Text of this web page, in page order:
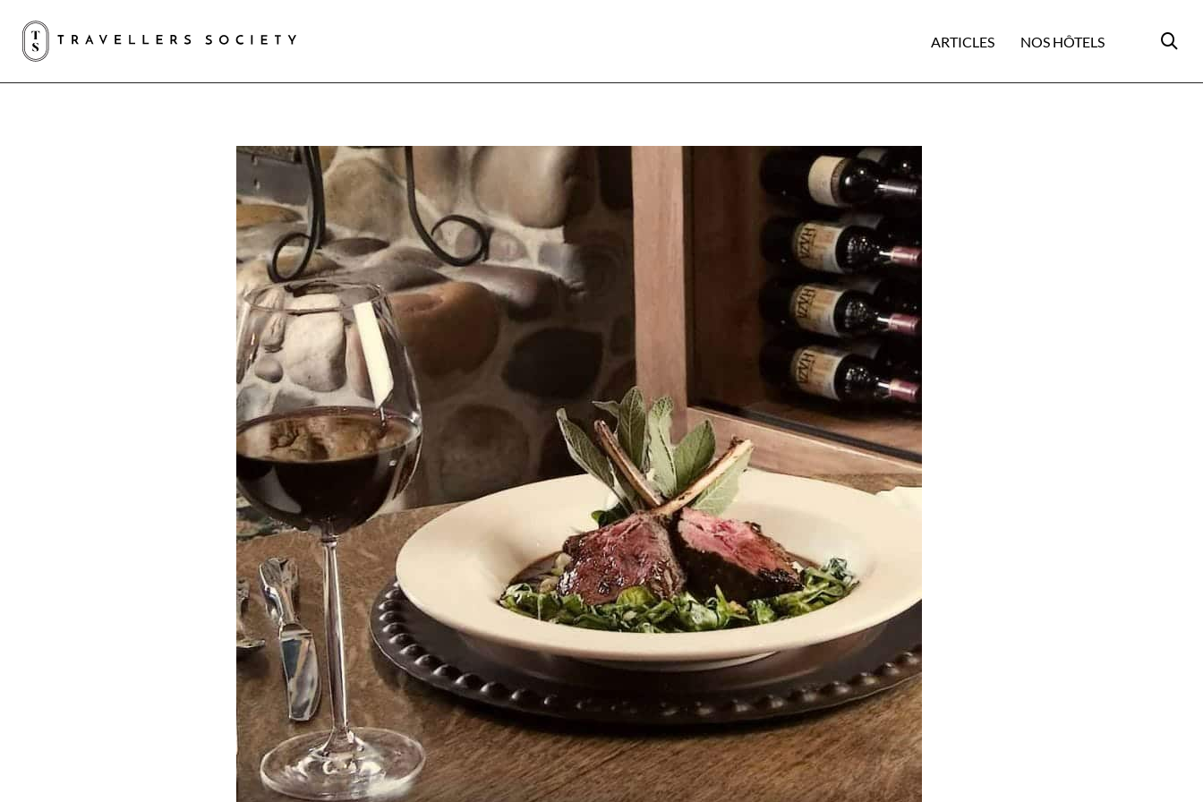
ARTICLES NOS HÔTELS